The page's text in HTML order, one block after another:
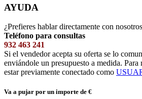
AYUDA
¿Prefieres hablar directamente con
Teléfono para consultas
932 463 241
Si el vendedor acepta su oferta se lo
enviándole un presupuesto a medida. Para
estar previamente conectado como
Va a pujar por un importe de €